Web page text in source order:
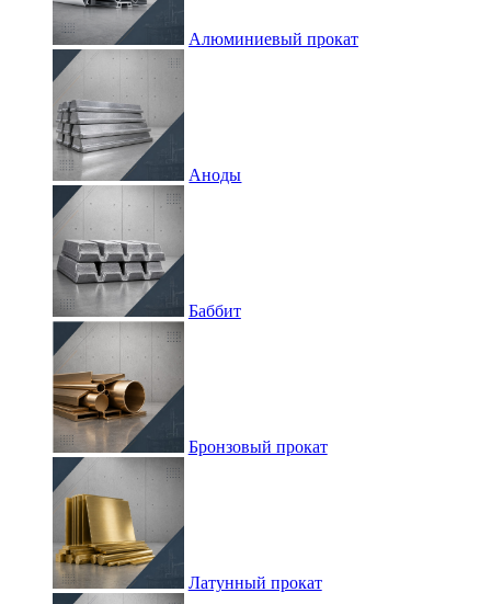
Алюминиевый прокат
Аноды
Баббит
Бронзовый прокат
Латунный прокат